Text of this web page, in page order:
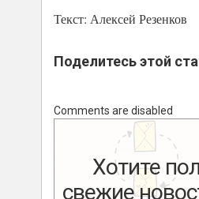
Текст: Алексей
Поделитесь этой
Comments are disabled
Хотите
свежие